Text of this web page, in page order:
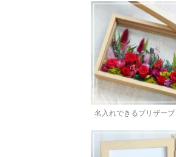
名入れできるプリザー